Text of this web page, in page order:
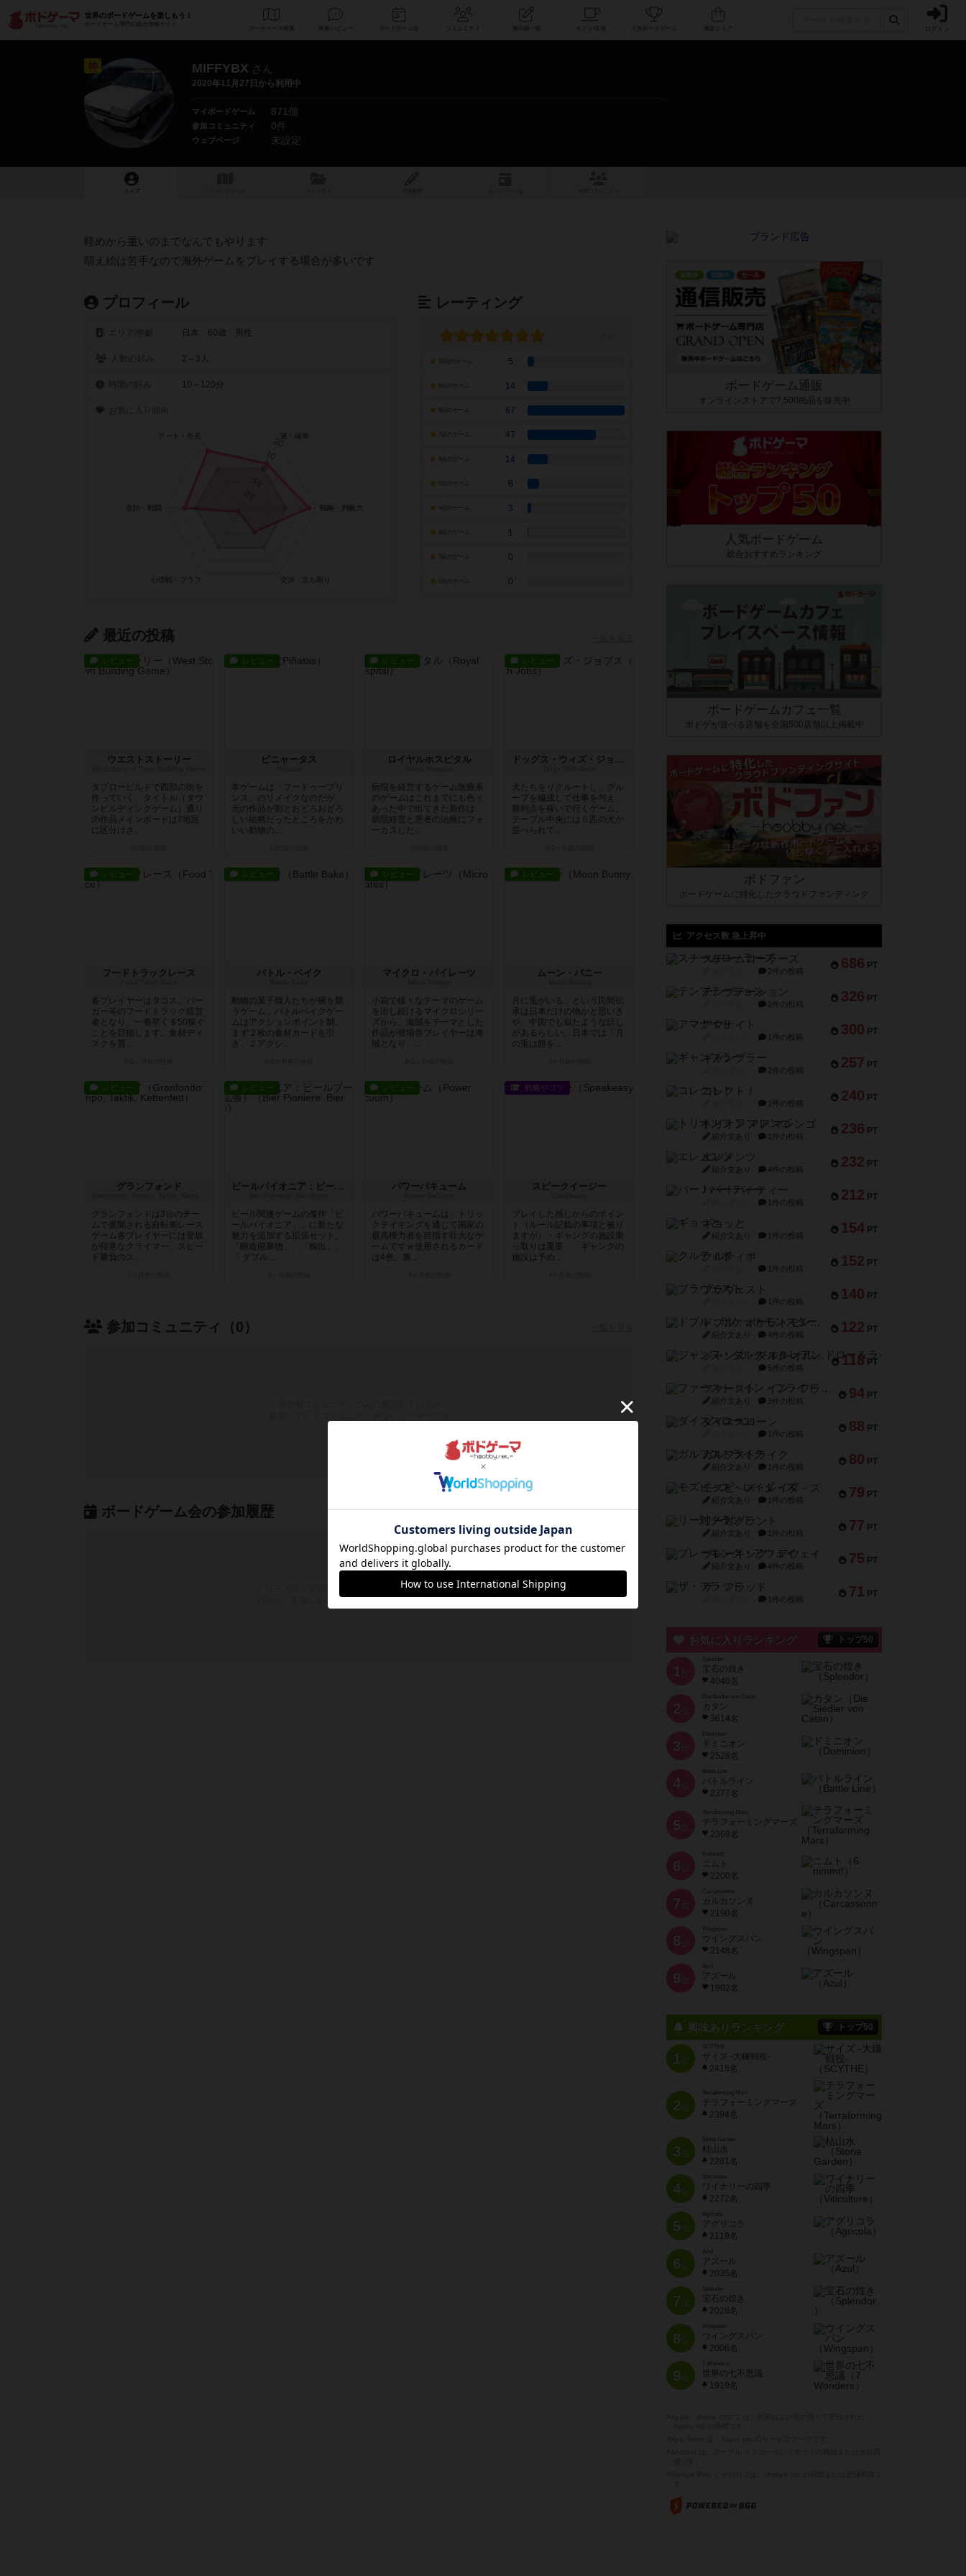
世界のボードゲームを楽しもう！
ボードゲーム専門の総合情報サイト
データベース コミュニティ 人気ボードゲーム ログイン
神 MIFFYBX さん
2020年11月27日から利用中
マイボードゲーム 871個
参加コミュニティ 0件
ウェブページ 未設定
トップ
軽めから重いのまでなんでもやります
萌え絵は苦手なので海外ゲームをプレイする場合が多いです
プロフィール
日本 60歳 男性
2～3人
10～120分
レーティング
10点のゲーム 5
9点のゲーム 14
8点のゲーム 67
7点のゲーム 47
6点のゲーム 14
5点のゲーム 8
4点のゲーム 3
3点のゲーム 1
2点のゲーム 0
1点のゲーム 0
最近の投稿
レビュー
ウエストストーリー
タブロービルドで西部の街を
作っていく、タイトル（タウ
ンビルディングゲーム）通り
の作品メインボードは7地区
に区分けさ...
レビュー
ピニャータス
本ゲームは「ブードゥープリ
ンス」のリメイクなのだが、
元の作品が割とおどろおどろ
しい絵柄だったところをかわ
いい動物の...
レビュー
ロイヤルホスピタル
病院を経営するゲーム医療系
のゲームはこれまでにも色々
あった中で出てきた新作は、
病院経営と患者の治療にフォ
ーカスした...
レビュー
ドッグス・ウィズ・ジョブス
犬たちをリクルートし、グル
ープを編成して仕事を与え、
勝利点を稼いで行くゲーム。
テーブル中央には５匹の犬が
並べられて...
レビュー
フードトラックレース
各プレイヤーはタコス、バー
ガー等のフードトラック経営
者となり、一番早く＄50稼ぐ
ことを目指します。食材ディ
スクを買...
レビュー
バトル・ベイク
動物の菓子職人たちが腕を競
うゲーム、バトルベイクゲー
ムはアクションポイント制、
まず２枚の食材カードを引
き、２アクシ...
レビュー
マイクロ・パイレーツ
小箱で様々なテーマのゲーム
を出し続けるマイクロシリー
ズから、海賊をテーマとした
作品が登場各プレイヤーは海
賊となり、...
レビュー
ムーン・バニー
月に兎がいる、という民間伝
承は日本だけの物かと思いき
や、中国でも似たような話し
があるらしい。日本では「月
の兎は餅を...
レビュー
グランフォンド
グランフォンドは3台のチー
ムで展開される自転車レース
ゲーム各プレイヤーには登坂
が得意なクライマー、スピー
ド勝負のス...
レビュー
ビールパイオニア：ビールブーム（拡張）
ビール関連ゲームの傑作「ビ
ールパイオニア」」に新たな
魅力を追加する拡張セット。
「醸造廃棄物」、「輸出」、
「 ダブル...
レビュー
パワーバキューム
パワーバキュームは、トリッ
クテイキングを通じて国家の
最高権力者を目指す壮大なゲ
ームですｗ使用されるカード
は4色、裏...
戦略やコツ
スピークイージー
プレイした感じからのポイン
ト（ルール記載の事項と被り
ますが）・ギャングの施設乗
っ取りは重要 ギャングの
施設は予め...
参加コミュニティ（0）
ボードゲーム会の参加履歴 一覧を見る
クローズ会（非公開コミュニティのボードゲーム会）
ボードゲーム通販
オンラインストアで7,500商品を販売中
人気ボードゲーム
総合おすすめランキング
ボードゲームカフェ一覧
ボドゲが遊べる店舗を全国500店舗以上掲載中
ボドファン
ボードゲームに特化したクラウドファンディング
アクセス数 急上昇中
686 PT
スチームローラーズ
2件の投稿
326 PT
テンプテーション
2件の投稿
300 PT
アマナイト
1件の投稿
257 PT
ギャンブラー
2件の投稿
240 PT
コレクト！
1件の投稿
236 PT
トリオンフ ア マレンゴ
紹介文あり 1件の投稿
232 PT
エレメンツ
紹介文あり 4件の投稿
212 PT
バー！パーティー
1件の投稿
154 PT
ギョッと
紹介文あり 1件の投稿
152 PT
クルティボ
1件の投稿
140 PT
ブラヴェスト
1件の投稿
122 PT
ドブル：ポケットモンスター
紹介文あり 4件の投稿
118 PT
ジャンヌ・ダルク-オルレアン ドロー＆ライト
5件の投稿
94 PT
ファースト・イン・フライト
紹介文あり 3件の投稿
88 PT
ダイススローン
1件の投稿
80 PT
ガルフストライク
紹介文あり 1件の投稿
79 PT
モズビ－ズ・レイダ－ズ
紹介文あり 1件の投稿
77 PT
リー対グラント
紹介文あり 1件の投稿
75 PT
ブレーキング・アウェイ
紹介文あり 4件の投稿
71 PT
ザ・フラッド
1件の投稿
お気に入りランキング トップ50
1 位
宝石の煌き
4040名
2 位
Die Siedler von Catan
カタン
3614名
3 位
ドミニオン
2528名
4位
Battle Line
バトルライン
2377名
5 位
Terraforming Mars
テラフォーミングマーズ
2369名
6 位
ニムト
2200名
7 位
Carcassonne
カルカソンヌ
2190名
8 位
Wingspan
ウイングスパン
2148名
9 位
Azul
アズール
1902名
興味ありランキング トップ50
1位
SCYTHE
サイズ -大鎌戦役-
2415名
2位
Terraforming Mars
テラフォーミングマーズ
2394名
3位
Stone Garden
枯山水
2281名
4位
Viticulture
ワイナリーの四季
2272名
5位
Agricola
アグリコラ
2119名
6位
Azul
アズール
2035名
7位
宝石の煌き
2028名
8位
Wingspan
ウイングスパン
2006名
9位
7 Wonders
世界の七不思議
1919名